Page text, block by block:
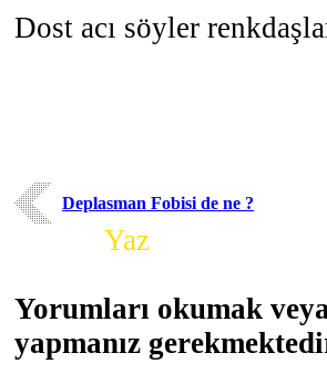
Dost acı söyler
Deplasman Fobisi de ne ?
Yaz
Yorumları okumak
yapmanız